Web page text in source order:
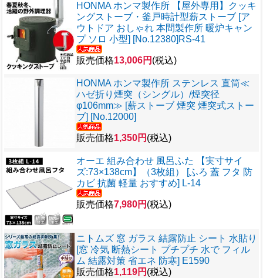
HONMA ホンマ製作所 【屋外専用】クッキ
ングストーブ・釜戸時計型薪ストーブ [ア
ウトドア おしゃれ 本間製作所 暖炉キャン
プ ソロ 小型] [No.12380]RS-41
販売価格13,006円 (税込)
HONMA ホンマ製作所 ステンレス 直筒≪
ハゼ折り煙突（シングル）/煙突径
φ106mm≫ [薪ストーブ 煙突 煙突式ストー
ブ] [No.12000]
販売価格1,350円 (税込)
オーエ 組み合わせ 風呂ふた 【実寸サイ
ズ:73×138cm】（3枚組） [ふろ 蓋 フタ 防
カビ 抗菌 軽量 おすすめ] L-14
販売価格7,980円 (税込)
ニトムズ 窓 ガラス 結露防止 シート 水貼り
[窓 冷気 断熱シート プチプチ 水で フィル
ム 結露対策 省エネ 防寒] E1590
販売価格1,119円 (税込)